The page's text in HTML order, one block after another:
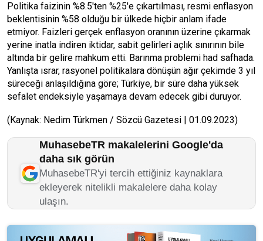
Politika faizinin %8.5'ten %25'e çıkartılması, resmi enflasyon
beklentisinin %58 olduğu bir ülkede hiçbir anlam ifade
etmiyor. Faizleri gerçek enflasyon oranının üzerine çıkarmak
yerine inatla indiren iktidar, sabit gelirleri açlık sınırının bile
altında bir gelire mahkum etti. Barınma problemi had safhada.
Yanlışta ısrar, rasyonel politikalara dönüşün ağır çekimde 3 yıl
süreceği anlaşıldığına göre; Türkiye, bir süre daha yüksek
sefalet endeksiyle yaşamaya devam edecek gibi duruyor.
(Kaynak: Nedim Türkmen / Sözcü Gazetesi | 01.09.2023)
MuhasebeTR makalelerini Google'da
daha sık görün
MuhasebeTR'yi tercih ettiğiniz kaynaklara
ekleyerek nitelikli makalelere daha kolay
ulaşın.